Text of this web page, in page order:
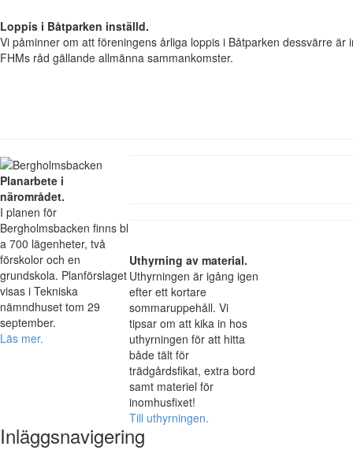
Loppis i Båtparken inställd.
Vi påminner om att föreningens årliga loppis i Båtparken dessvärre är
FHMs råd gällande allmänna sammankomster.
Planarbete i
närområdet.
I planen för
Bergholmsbacken finns bl
a 700 lägenheter, två
förskolor och en
grundskola. Planförslaget
visas i Tekniska
nämndhuset tom 29
september.
Läs mer.
Uthyrning av material.
Uthyrningen är igång igen
efter ett kortare
sommaruppehåll. Vi
tipsar om att kika in hos
uthyrningen för att hitta
både tält för
trädgårdsfikat, extra bord
samt materiel för
inomhusfixet!
Till uthyrningen.
Inläggsnavigering